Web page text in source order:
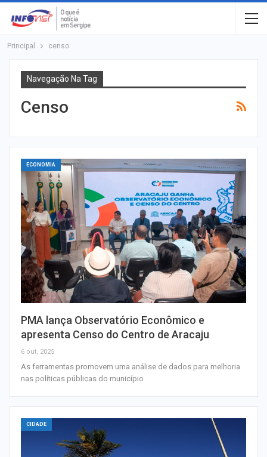
Principal censo
Navegação Na Tag
Censo
ECONOMIA
PMA lança Observatório Econômico e
apresenta Censo do Centro de Aracaju
6 out, 2025
As ferramentas promovem uma análise de dados para melhoria
nas políticas públicas do município
CIDADE